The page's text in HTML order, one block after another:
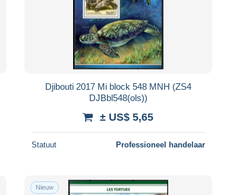
Djibouti 2017 Mi block 548 MNH (ZS4
DJBbl548(ols))
± US$ 5,65
Statuut Professioneel handelaar
Nieuw